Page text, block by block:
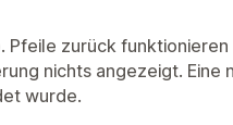
Pfeile zurück
nichts angezeigt. Eine
wurde.